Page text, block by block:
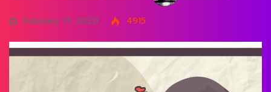
February 17, 2020 4915